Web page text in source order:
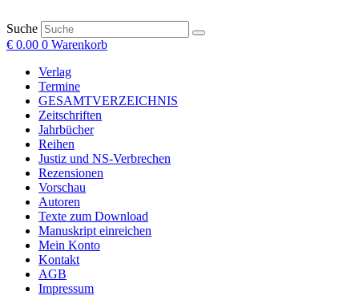
Suche
€ 0.00 0 Warenkorb
Verlag
Termine
GESAMTVERZEICHNIS
Zeitschriften
Jahrbücher
Reihen
Justiz und NS-Verbrechen
Rezensionen
Vorschau
Autoren
Texte zum Download
Manuskript einreichen
Mein Konto
Kontakt
AGB
Impressum